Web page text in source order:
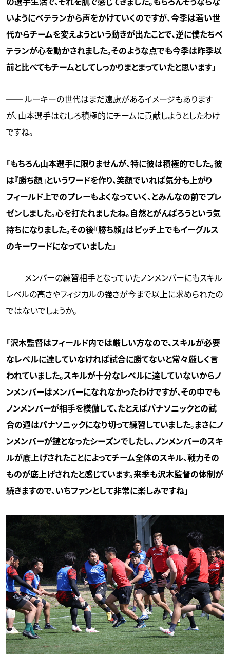
の選手生活で、それを肌で感じてきました。もちろんそうならな
いようにベテランから声をかけていくのですが、今季は若い世
代からチームを変えようという動きが出たことで、逆に僕たちベ
テランが心を動かされました。そのような点でも今季は昨季以
前と比べてもチームとしてしっかりまとまっていたと思います」
── ルーキーの世代はまだ遠慮があるイメージもあります
が、山本選手はむしろ積極的にチームに貢献しようとしたわけ
ですね。
「もちろん山本選手に限りませんが、特に彼は積極的でした。彼
は『勝ち顔』というワードを作り、笑顔でいれば気分も上がり
フィールド上でのプレーもよくなっていく、とみんなの前でプレ
ゼンしました。心を打たれましたね。自然とがんばろうという気
持ちになりました。その後『勝ち顔』はピッチ上でもイーグルス
のキーワードになっていました」
── メンバーの練習相手となっていたノンメンバーにもスキル
レベルの高さやフィジカルの強さが今まで以上に求められたの
ではないでしょうか。
「沢木監督はフィールド内では厳しい方なので、スキルが必要
なレベルに達していなければ試合に勝てないと常々厳しく言
われていました。スキルが十分なレベルに達していないからノ
ンメンバーはメンバーになれなかったわけですが、その中でも
ノンメンバーが相手を模倣して、たとえばパナソニックとの試
合の週はパナソニックになり切って練習していました。まさにノ
ンメンバーが鍵となったシーズンでしたし、ノンメンバーのスキ
ルが底上げされたことによってチーム全体のスキル、戦力その
ものが底上げされたと感じています。来季も沢木監督の体制が
続きますので、いちファンとして非常に楽しみですね」